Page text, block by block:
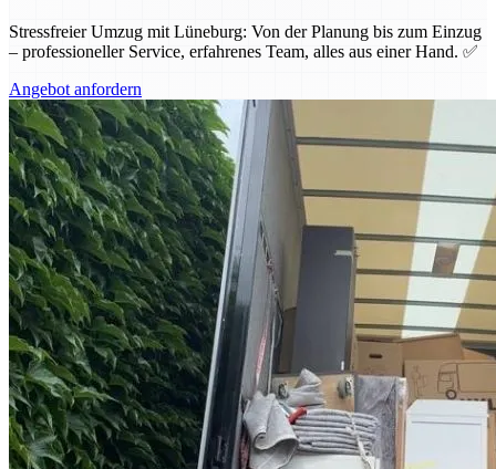
Stressfreier Umzug mit Lüneburg: Von der Planung bis zum Einzug
– professioneller Service, erfahrenes Team, alles aus einer Hand. ✅
Angebot anfordern